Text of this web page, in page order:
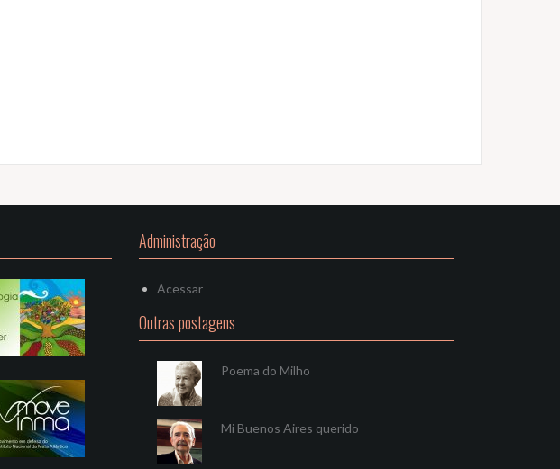
Administração
Acessar
Outras postagens
Poema do Milho
Mi Buenos Aires querido